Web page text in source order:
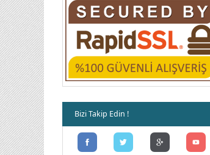
Bizi Takip Edin !